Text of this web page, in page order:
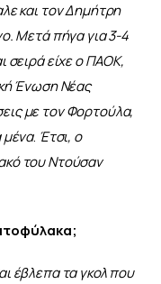
και τον Δημήτρη
Μετά πήγα για 3-4
σειρά είχε ο ΠΑΟΚ,
Ένωση Νέας
με τον Φορτούλα,
μένα. Έτσι, ο
του Ντούσαν
έβλεπα τα γκολ που